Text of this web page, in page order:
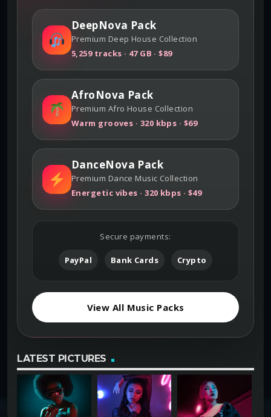
DeepNova Pack
Premium Deep House Collection
5,259 tracks · 47 GB · $89
AfroNova Pack
Premium Afro House Collection
Warm grooves · 320 kbps · $69
DanceNova Pack
Premium Dance Music Collection
Energetic vibes · 320 kbps · $49
Secure payments:
PayPal Bank Cards Crypto
View All Music Packs
LATEST PICTURES